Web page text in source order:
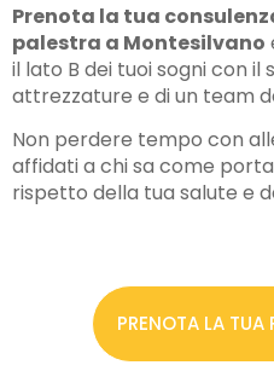
Prenota la tua
palestra a Montesilvano
il lato B dei tuoi sogni con
attrezzature e di un team
Non perdere tempo con
affidati a chi sa come
rispetto della tua salute e
PRENOTA LA